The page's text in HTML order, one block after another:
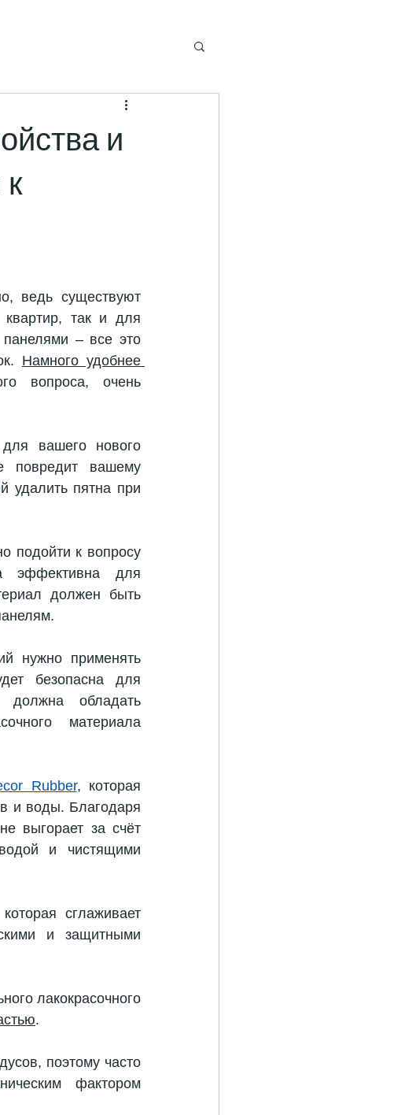
и
ведь существуют
так и для
– все это
Намного удобнее
вопроса, очень
вашего нового
повредит вашему
удалить пятна при
эффективна для
должен быть
безопасна для
обладать
материала
Rubber, которая
и воды. Благодаря
не выгорает за счёт
и чистящими
сглаживает
и защитными
лакокрасочного
.
поэтому часто
фактором